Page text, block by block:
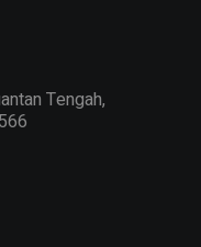
Tengah,